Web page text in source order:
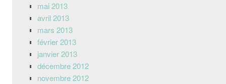
mai 2013
avril 2013
mars 2013
février 2013
janvier 2013
décembre 2012
novembre 2012